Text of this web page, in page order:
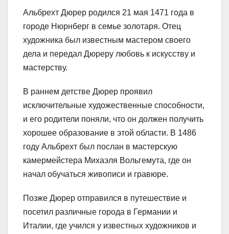
Альбрехт Дюрер родился 21 мая 1471 года в
городе Нюрнберг в семье золотаря. Отец
художника был известным мастером своего
дела и передал Дюреру любовь к искусству и
мастерству.
В раннем детстве Дюрер проявил
исключительные художественные способности,
и его родители поняли, что он должен получить
хорошее образование в этой области. В 1486
году Альбрехт был послан в мастерскую
камермейстера Михаэля Вольгемута, где он
начал обучаться живописи и гравюре.
Позже Дюрер отправился в путешествие и
посетил различные города в Германии и
Италии, где учился у известных художников и